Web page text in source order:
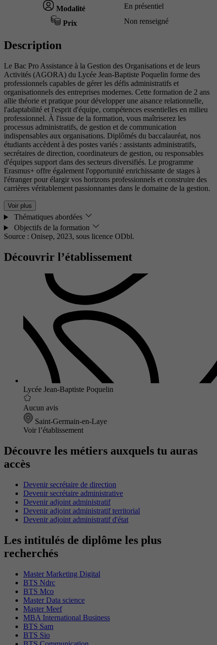
Modalité En présentiel
Prix Non renseigné
Description
Le Bac Pro Assistance à la Gestion des Organisations et de leurs
Activités (AGORA) du Lycée Jean-Baptiste Poquelin forme des
professionnels capables de gérer les défis administratifs et
organisationnels des entreprises modernes. Cette formation de 2 ans
allie théorie et pratique pour développer une aisance relationnelle,
l'adaptabilité et l'esprit d'équipe, compétences essentielles en milieu
professionnel. À l'issue de la formation, vous maîtriserez les
processus administratifs, de gestion et de communication
indispensables aux organisations. Diplômés du baccalauréat, nos
étudiants accèdent à des postes variés : assistants administratifs,
secrétaires de direction, coordinateurs de gestion, ou responsables
d'équipes support dans des secteurs diversifiés. Le programme
Erasmus+ offre également l'opportunité enrichissante de stages à
l'étranger pour élargir vos horizons professionnels et construire des
carrières véritablement passionnantes dans le domaine de la gestion.
Voir plus
Thématiques abordées
Objectifs de la formation
Source : Onisep, 2023, sous licence ODbl.
Découvrir l’établissement
Lycée Jean-Baptiste Poquelin
Aucun avis
Saint-Germain-en-Laye
Voir l’établissement
Découvre les métiers auxquels tu auras
accès
Devenir secrétaire de direction
Devenir secrétaire administrative
Devenir adjoint administratif
Devenir adjoint administratif territorial
Devenir adjoint administratif d'état
Les intitulés de diplôme les plus
recherchés
Master Marketing Digital
BTS Ndrc
BTS Mco
Master Data science
Master Meef
MBA International Business
BTS Sam
BTS Sio